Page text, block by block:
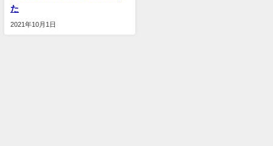
た
2021年10月1日